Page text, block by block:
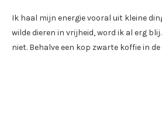
Ik haal mijn energie vooral uit kleine
wilde dieren in vrijheid, word ik al erg
niet. Behalve een kop zwarte koffie in